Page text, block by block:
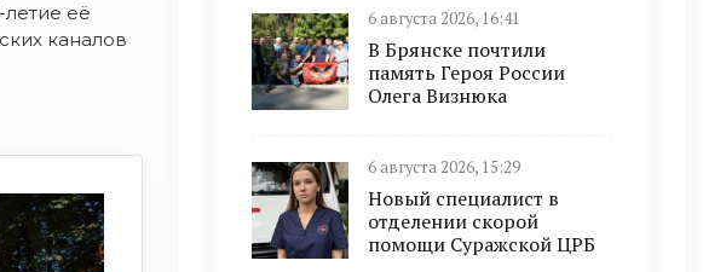
её
каналов
6 августа 2026, 16:41
В Брянске почтили
память Героя России
Олега Визнюка
6 августа 2026, 15:29
Новый специалист в
отделении скорой
помощи Суражской ЦРБ